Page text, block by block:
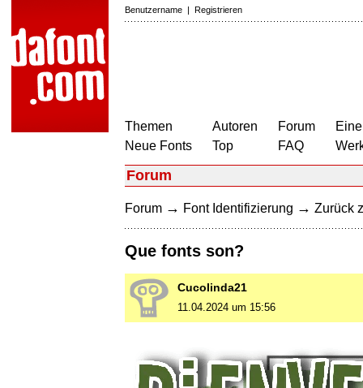
Benutzername | Registrieren
Themen
Neue Fonts
Autoren
Top
Forum
FAQ
Forum
Forum → Font Identifizierung → Zurück
Que fonts son?
Cucolinda21
11.04.2024 um 15:56